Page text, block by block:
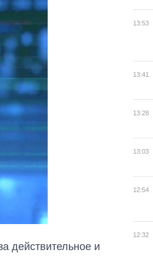
действительное и
13:53
13:41
13:28
13:03
12:54
12:32